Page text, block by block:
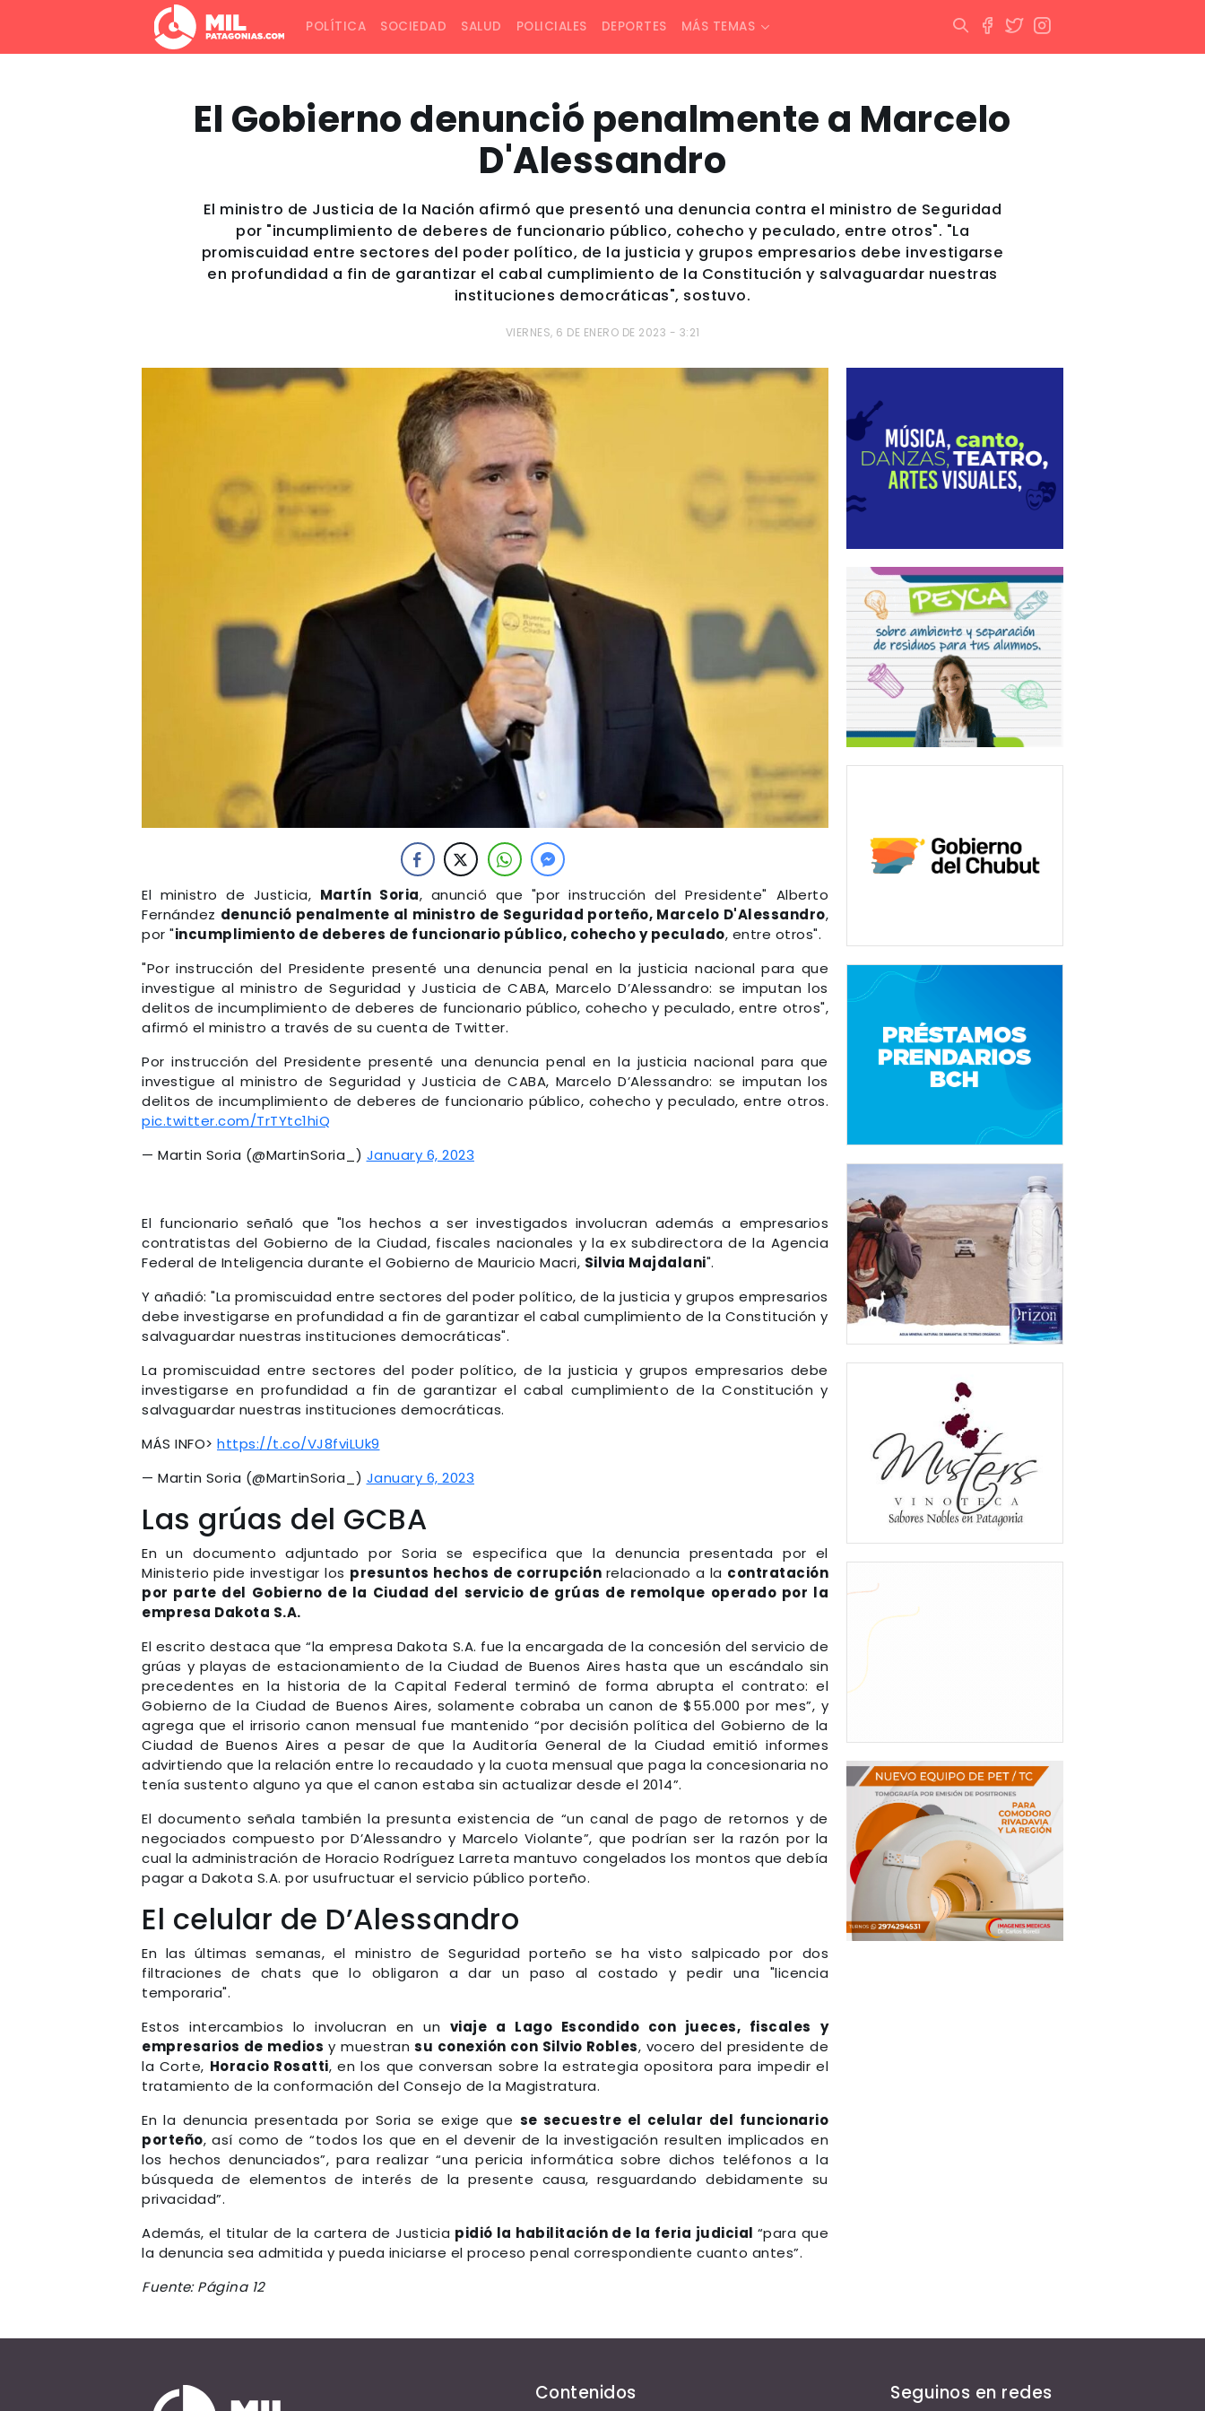
POLÍTICA SOCIEDAD SALUD POLICIALES DEPORTES MÁS TEMAS
El Gobierno denunció penalmente a Marcelo
D'Alessandro
El ministro de Justicia de la Nación afirmó que presentó una denuncia contra el ministro de Seguridad
por "incumplimiento de deberes de funcionario público, cohecho y peculado, entre otros". "La
promiscuidad entre sectores del poder político, de la justicia y grupos empresarios debe investigarse
en profundidad a fin de garantizar el cabal cumplimiento de la Constitución y salvaguardar nuestras
instituciones democráticas", sostuvo.
VIERNES, 6 DE ENERO DE 2023 - 3:21
El ministro de Justicia, Martín Soria, anunció que "por instrucción del Presidente" Alberto
Fernández denunció penalmente al ministro de Seguridad porteño, Marcelo D'Alessandro,
por "incumplimiento de deberes de funcionario público, cohecho y peculado, entre otros".
"Por instrucción del Presidente presenté una denuncia penal en la justicia nacional para que
investigue al ministro de Seguridad y Justicia de CABA, Marcelo D’Alessandro: se imputan los
delitos de incumplimiento de deberes de funcionario público, cohecho y peculado, entre otros",
afirmó el ministro a través de su cuenta de Twitter.
Por instrucción del Presidente presenté una denuncia penal en la justicia nacional para que
investigue al ministro de Seguridad y Justicia de CABA, Marcelo D’Alessandro: se imputan los
delitos de incumplimiento de deberes de funcionario público, cohecho y peculado, entre otros.
pic.twitter.com/TrTYtc1hiQ
— Martin Soria (@MartinSoria_) January 6, 2023
El funcionario señaló que "los hechos a ser investigados involucran además a empresarios
contratistas del Gobierno de la Ciudad, fiscales nacionales y la ex subdirectora de la Agencia
Federal de Inteligencia durante el Gobierno de Mauricio Macri, Silvia Majdalani".
Y añadió: "La promiscuidad entre sectores del poder político, de la justicia y grupos empresarios
debe investigarse en profundidad a fin de garantizar el cabal cumplimiento de la Constitución y
salvaguardar nuestras instituciones democráticas".
La promiscuidad entre sectores del poder político, de la justicia y grupos empresarios debe
investigarse en profundidad a fin de garantizar el cabal cumplimiento de la Constitución y
salvaguardar nuestras instituciones democráticas.
MÁS INFO> https://t.co/VJ8fviLUk9
— Martin Soria (@MartinSoria_) January 6, 2023
Las grúas del GCBA
En un documento adjuntado por Soria se especifica que la denuncia presentada por el
Ministerio pide investigar los presuntos hechos de corrupción relacionado a la contratación
por parte del Gobierno de la Ciudad del servicio de grúas de remolque operado por la
empresa Dakota S.A.
El escrito destaca que “la empresa Dakota S.A. fue la encargada de la concesión del servicio de
grúas y playas de estacionamiento de la Ciudad de Buenos Aires hasta que un escándalo sin
precedentes en la historia de la Capital Federal terminó de forma abrupta el contrato: el
Gobierno de la Ciudad de Buenos Aires, solamente cobraba un canon de $55.000 por mes”, y
agrega que el irrisorio canon mensual fue mantenido “por decisión política del Gobierno de la
Ciudad de Buenos Aires a pesar de que la Auditoría General de la Ciudad emitió informes
advirtiendo que la relación entre lo recaudado y la cuota mensual que paga la concesionaria no
tenía sustento alguno ya que el canon estaba sin actualizar desde el 2014”.
El documento señala también la presunta existencia de “un canal de pago de retornos y de
negociados compuesto por D’Alessandro y Marcelo Violante”, que podrían ser la razón por la
cual la administración de Horacio Rodríguez Larreta mantuvo congelados los montos que debía
pagar a Dakota S.A. por usufructuar el servicio público porteño.
El celular de D’Alessandro
En las últimas semanas, el ministro de Seguridad porteño se ha visto salpicado por dos
filtraciones de chats que lo obligaron a dar un paso al costado y pedir una "licencia
temporaria".
Estos intercambios lo involucran en un viaje a Lago Escondido con jueces, fiscales y
empresarios de medios y muestransu conexión con Silvio Robles, vocero del presidente de
la Corte, Horacio Rosatti, en los que conversan sobre la estrategia opositora para impedir el
tratamiento de la conformación del Consejo de la Magistratura.
En la denuncia presentada por Soria se exige que se secuestre el celular del funcionario
porteño, así como de “todos los que en el devenir de la investigación resulten implicados en
los hechos denunciados”, para realizar “una pericia informática sobre dichos teléfonos a la
búsqueda de elementos de interés de la presente causa, resguardando debidamente su
privacidad”.
Además, el titular de la cartera de Justicia pidió la habilitación de la feria judicial “para que
la denuncia sea admitida y pueda iniciarse el proceso penal correspondiente cuanto antes”.
Fuente: Página 12
Contenidos Seguinos en redes